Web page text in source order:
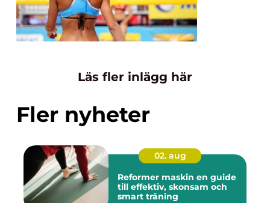
Läs fler inlägg här
Fler nyheter
02. aug
Reformer maskin en guide
till effektiv, skonsam och
smart träning